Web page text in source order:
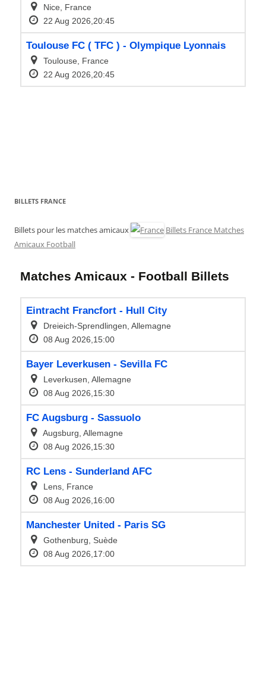
BILLETS FRANCE
Billets pour les matches amicaux
Billets France Matches
Amicaux Football